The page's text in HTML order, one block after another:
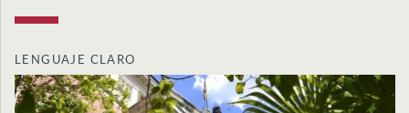
LENGUAJE CLARO